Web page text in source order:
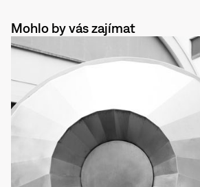
Mohlo by vás zajímat